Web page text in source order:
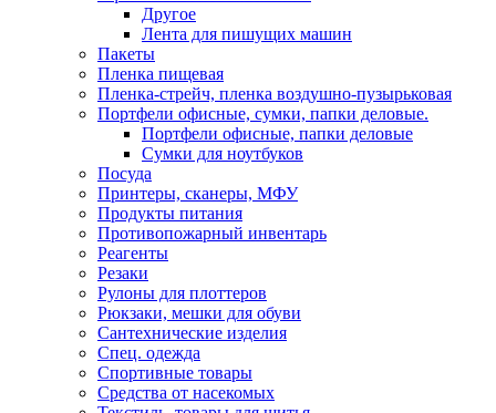
Другое
Лента для пишущих машин
Пакеты
Пленка пищевая
Пленка-стрейч, пленка воздушно-пузырьковая
Портфели офисные, сумки, папки деловые.
Портфели офисные, папки деловые
Сумки для ноутбуков
Посуда
Принтеры, сканеры, МФУ
Продукты питания
Противопожарный инвентарь
Реагенты
Резаки
Рулоны для плоттеров
Рюкзаки, мешки для обуви
Сантехнические изделия
Спец. одежда
Спортивные товары
Средства от насекомых